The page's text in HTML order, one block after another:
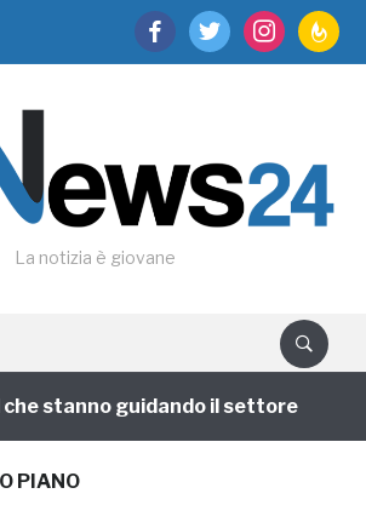
facebooktwitter instagram
La notizia è giovane
stanno guidando il settore
PIANO